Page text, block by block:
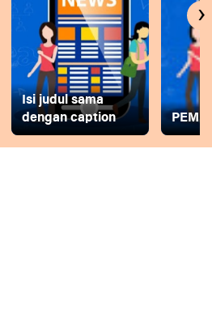
Isi judul sama
dengan caption
›